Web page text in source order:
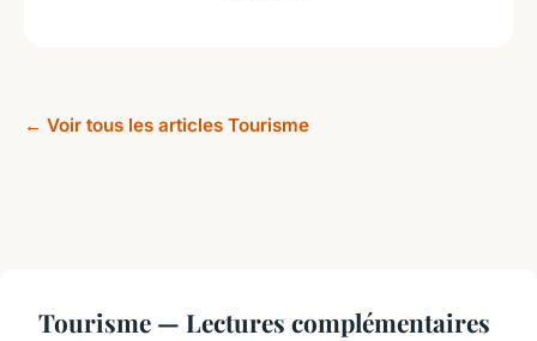
← Voir tous les articles Tourisme
Tourisme — Lectures complémentaires